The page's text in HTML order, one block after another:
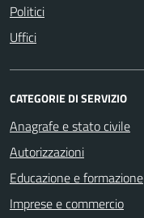
Politici
Uffici
CATEGORIE DI SERVIZIO
Anagrafe e stato civile
Autorizzazioni
Educazione e formazione
Imprese e commercio